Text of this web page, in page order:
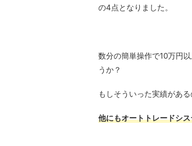
の4点となりました。
数分の簡単操作で10万円
うか？
もしそういった実績があ
他にもオートトレードシ